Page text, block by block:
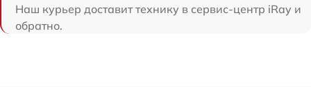
Наш курьер доставит технику в сервис-центр iRay и
обратно.